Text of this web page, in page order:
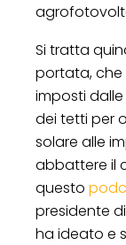
Si tratta
portata, che
imposti
dei tetti per
solare alle
abbattere il
questo
presidente di
ha ideato e